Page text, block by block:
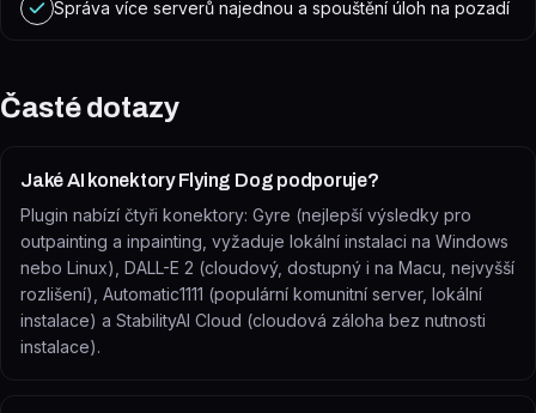
Správa více serverů najednou a spouštění úloh na pozadí
Časté dotazy
Jaké AI konektory Flying Dog podporuje?
Plugin nabízí čtyři konektory: Gyre (nejlepší výsledky pro
outpainting a inpainting, vyžaduje lokální instalaci na Windows
nebo Linux), DALL-E 2 (cloudový, dostupný i na Macu, nejvyšší
rozlišení), Automatic1111 (populární komunitní server, lokální
instalace) a StabilityAI Cloud (cloudová záloha bez nutnosti
instalace).